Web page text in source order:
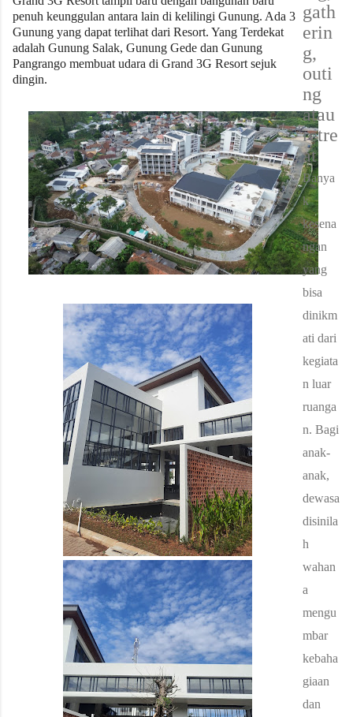
penuh keunggulan antara lain di kelilingi Gunung. Ada 3
Gunung yang dapat terlihat dari Resort. Yang Terdekat
adalah Gunung Salak, Gunung Gede dan Gunung
Pangrango membuat udara di Grand 3G Resort sejuk
dingin.
gath
erin
g,
outi
ng
atau
retre
at
Banya
k
kesena
ngan
yang
bisa
dinikm
ati dari
kegiata
n luar
ruanga
n. Bagi
anak-
anak,
dewasa
disinila
h
wahan
a
mengu
mbar
kebaha
giaan
dan